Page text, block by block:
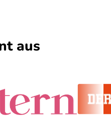
aus